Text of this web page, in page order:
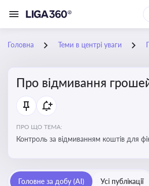
Головна Теми в центрі уваги
Про відмивання
ПРО ЩО ТЕМА:
Контроль за відмиванням коштів для
сплати податків. Вбудовування AML у
Головне за добу (AI) Усі публікації